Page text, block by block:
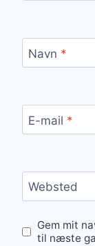
Navn *
E-mail *
Websted
Gem mit
til næste